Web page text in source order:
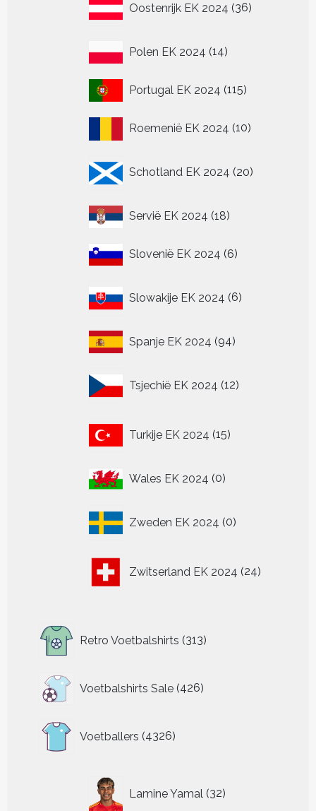
Oostenrijk EK 2024 36
producten
Polen EK 2024 1414
Portugal EK 2024 115115
Roemenië EK 2024 1010
Schotland EK 2024 20
producten
Servië EK 2024 1818
Slovenië EK 2024 66
Slowakije EK 2024 6
producten
Spanje EK 2024 9494
Tsjechië EK 2024 12
producten
Turkije EK 2024 15
producten
Wales EK 2024 00
Zweden EK 2024 0
producten
Zwitserland EK 2024 24
producten
Retro Voetbalshirts 313
producten
Voetbalshirts Sale 426
426
producten
Voetballers 4326
producten
Lamine Yamal 32
producten